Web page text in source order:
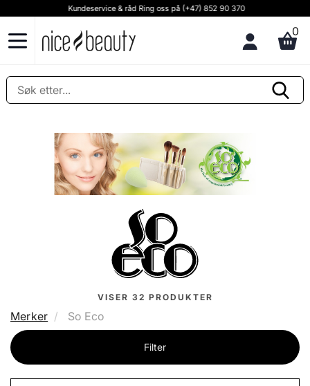
Kundeservice & råd Ring oss på (+47) 852 90 370
0
VISER 32 PRODUKTER
Merker So Eco
Filter